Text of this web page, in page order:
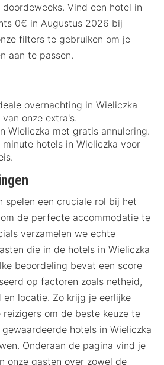
Vind een hotel in
0€ in Augustus 2026 bij
filters te gebruiken om je
aan te passen.
overnachting in Wieliczka
onze extra's.
Wieliczka met gratis annulering.
minute hotels in Wieliczka voor
spelen een cruciale rol bij het
de perfecte accommodatie te
verzamelen we echte
die in de hotels in Wieliczka
beoordeling bevat een score
op factoren zoals netheid,
locatie. Zo krijg je eerlijke
om de beste keuze te
hotels in Wieliczka
Onderaan de pagina vind je
onze gasten over zowel de